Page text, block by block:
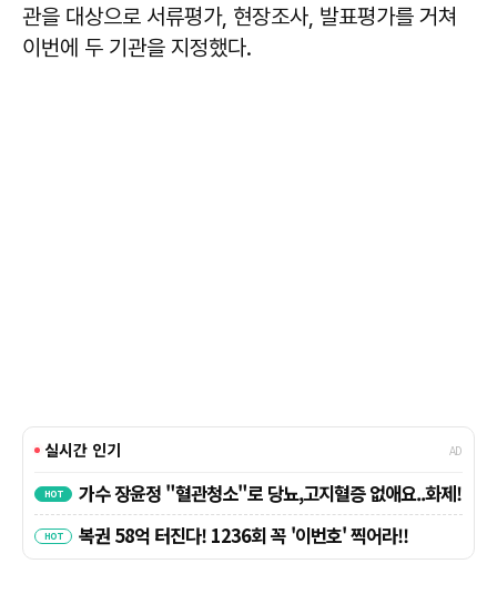
관을 대상으로 서류평가, 현장조사, 발표평가를 거쳐
이번에 두 기관을 지정했다.